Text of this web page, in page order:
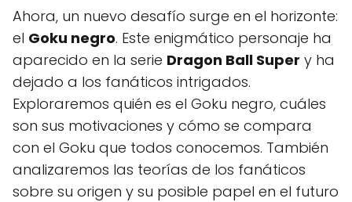
Ahora, un nuevo desafío surge en el horizonte:
el Goku negro. Este enigmático personaje ha
aparecido en la serie Dragon Ball Super y ha
dejado a los fanáticos intrigados.
Exploraremos quién es el Goku negro, cuáles
son sus motivaciones y cómo se compara
con el Goku que todos conocemos. También
analizaremos las teorías de los fanáticos
sobre su origen y su posible papel en el futuro